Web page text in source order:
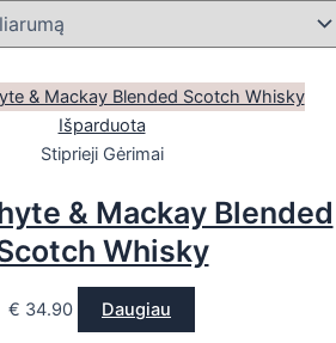
Išparduota
Stiprieji Gėrimai
& Mackay Blended
Whisky
€ 34.90 Daugiau